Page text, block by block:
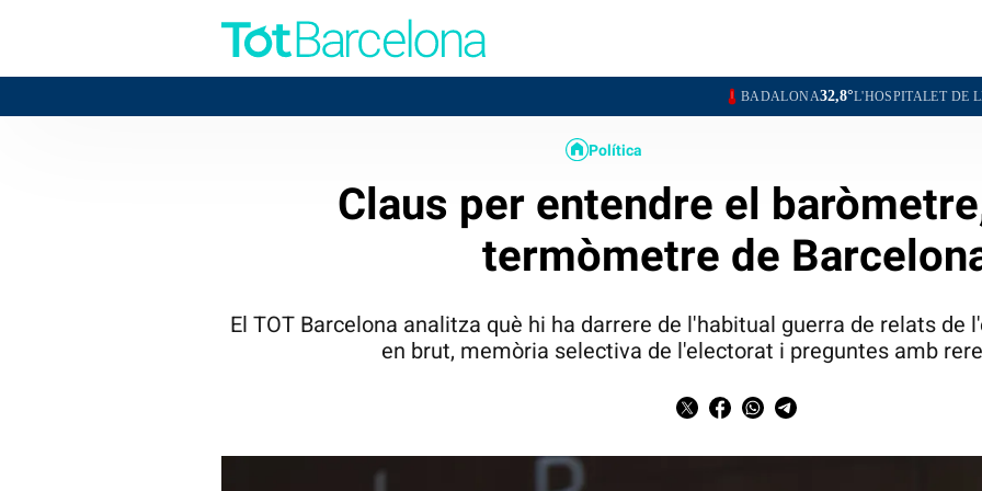
BADALONA32,8°L'HOSPITALET DE LLOBREGAT
Política
Claus per entendre el
termòmetre de
El TOT Barcelona analitza què hi ha darrere de l'habitual guerra de relats de
en brut, memòria selectiva de l'electorat i preguntes amb